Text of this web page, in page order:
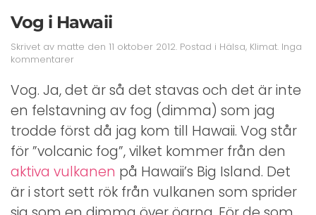
Vog i Hawaii
Skrivet av matte den 11 oktober 2012. Postad i Hälsa, Klimat. Inga
kommentarertill
Hawaii
Vog. Ja, det är så det stavas och det är inte
en felstavning av fog (dimma) som jag
trodde först då jag kom till Hawaii. Vog står
för ”volcanic fog”, vilket kommer från den
aktiva vulkanen på Hawaii’s Big Island. Det
är i stort sett rök från vulkanen som sprider